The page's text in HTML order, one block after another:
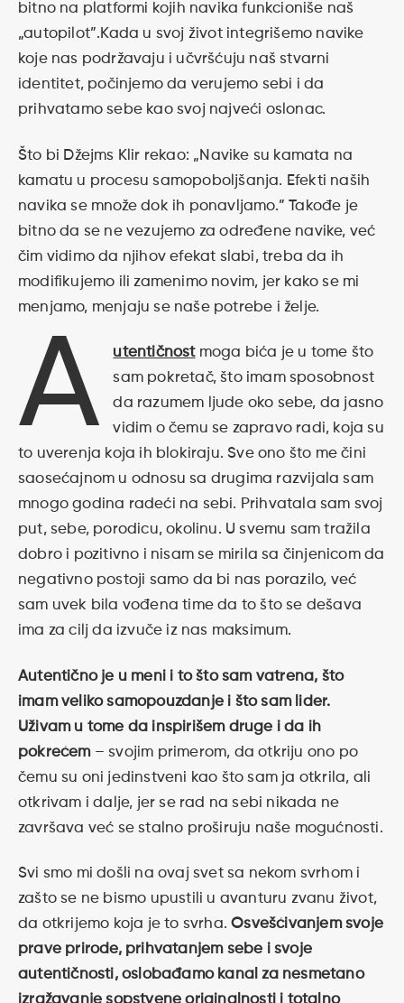
bitno na platformi kojih navika funkcioniše naš
„autopilot”.Kada u svoj život integrišemo navike
koje nas podržavaju i učvršćuju naš stvarni
identitet, počinjemo da verujemo sebi i da
prihvatamo sebe kao svoj najveći oslonac.
Što bi Džejms Klir rekao: „Navike su kamata na
kamatu u procesu samopoboljšanja. Efekti naših
navika se množe dok ih ponavljamo.” Takođe je
bitno da se ne vezujemo za određene navike, već
čim vidimo da njihov efekat slabi, treba da ih
modifikujemo ili zamenimo novim, jer kako se mi
menjamo, menjaju se naše potrebe i želje.
A utentičnostmoga bića je u tome što
sam pokretač, što imam sposobnost
da razumem ljude oko sebe, da jasno
vidim o čemu se zapravo radi, koja su
to uverenja koja ih blokiraju. Sve ono što me čini
saosećajnom u odnosu sa drugima razvijala sam
mnogo godina radeći na sebi. Prihvatala sam svoj
put, sebe, porodicu, okolinu. U svemu sam tražila
dobro i pozitivno i nisam se mirila sa činjenicom da
negativno postoji samo da bi nas porazilo, već
sam uvek bila vođena time da to što se dešava
ima za cilj da izvuče iz nas maksimum.
Autentično je u meni i to što sam vatrena, što
imam veliko samopouzdanje i što sam lider.
Uživam u tome da inspirišem druge i da ih
pokrećem– svojim primerom, da otkriju ono po
čemu su oni jedinstveni kao što sam ja otkrila, ali
otkrivam i dalje, jer se rad na sebi nikada ne
završava već se stalno proširuju naše mogućnosti.
Svi smo mi došli na ovaj svet sa nekom svrhom i
zašto se ne bismo upustili u avanturu zvanu život,
da otkrijemo koja je to svrha.Osvešćivanjem svoje
prave prirode, prihvatanjem sebe i svoje
autentičnosti, oslobađamo kanal za nesmetano